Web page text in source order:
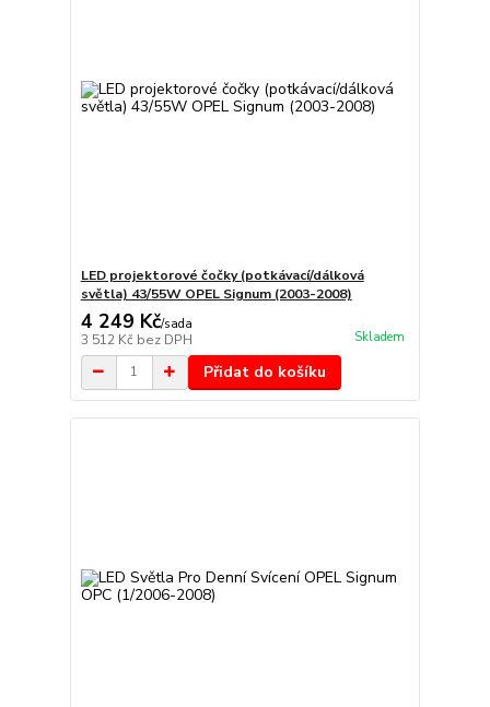
LED projektorové čočky (potkávací/dálková
světla) 43/55W OPEL Signum (2003-2008)
4 249 Kč/sada
3 512 Kč bez DPH Skladem
Přidat do košíku